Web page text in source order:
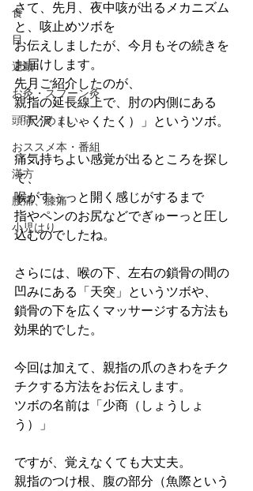
食
目
運動
お灸・スプーン灸
頭痛／めまい
おススメ本・番組
漢方
腰痛、膝痛
小児はり
さて、先月、夜中咳が出るメカニズム
と、咳止めツボを
お伝えしましたが、今月もその続きを
お届けします。
先月ご紹介したのが、
親指の延長線上で、肘の内側にある
「尺沢（しゃくたく）」というツボ。
痛気持ちよい感覚が出るところを探し
て、
喉がすぅっと開く感じがするまで
指やペンのお尻などでぎゅーっと圧し
込むのでしたね。
さらには、 喉の下、左右の鎖骨の間の
凹みにある「天突」 というツボや、
鎖骨の下を広くマッサージする方法も
効果的でした。
今回は加えて、 親指の爪のきわをチク
チクする方法をお伝えします。
ツボの名前は 「少商（しょうしょ
う）」
ですが、覚えなくても大丈夫。
親指のつけ根、腹の部分（魚際という